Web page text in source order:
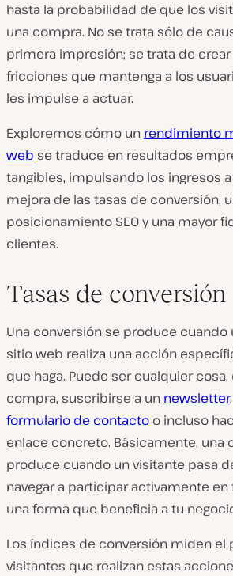
hasta la probabilidad de que los
una compra. No se trata sólo de
primera impresión; se trata de
fricciones que mantenga a los
les impulse a actuar.
Exploremos cómo un rendimiento
web se traduce en resultados
tangibles, impulsando los ingresos
mejora de las tasas de conversión,
posicionamiento SEO y una mayor
clientes.
Tasas de conversión
Una conversión se produce cuando
sitio web realiza una acción
que haga. Puede ser cualquier
compra, suscribirse a un newsletter
formulario de contacto o incluso
enlace concreto. Básicamente, una
produce cuando un visitante pasa
navegar a participar activamente
una forma que beneficia a tu
Los índices de conversión miden el
visitantes que realizan estas